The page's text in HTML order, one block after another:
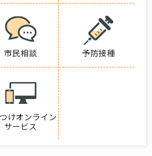
市民相談 予防接種
けオンライン
サービス